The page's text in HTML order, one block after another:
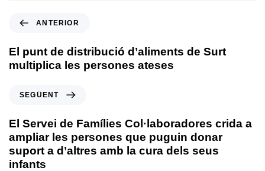
ANTERIOR
El punt de distribució d’aliments de Surt
multiplica les persones ateses
SEGÜENT
El Servei de Famílies Col·laboradores crida a
ampliar les persones que puguin donar
suport a d’altres amb la cura dels seus
infants